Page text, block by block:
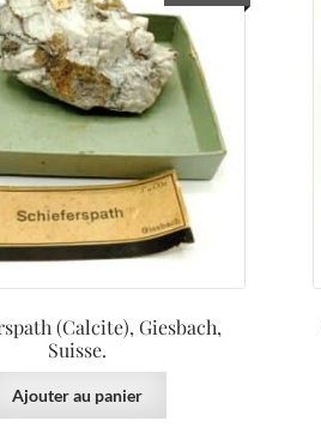
(Calcite), Giesbach,
Suisse.
Ajouter au panier